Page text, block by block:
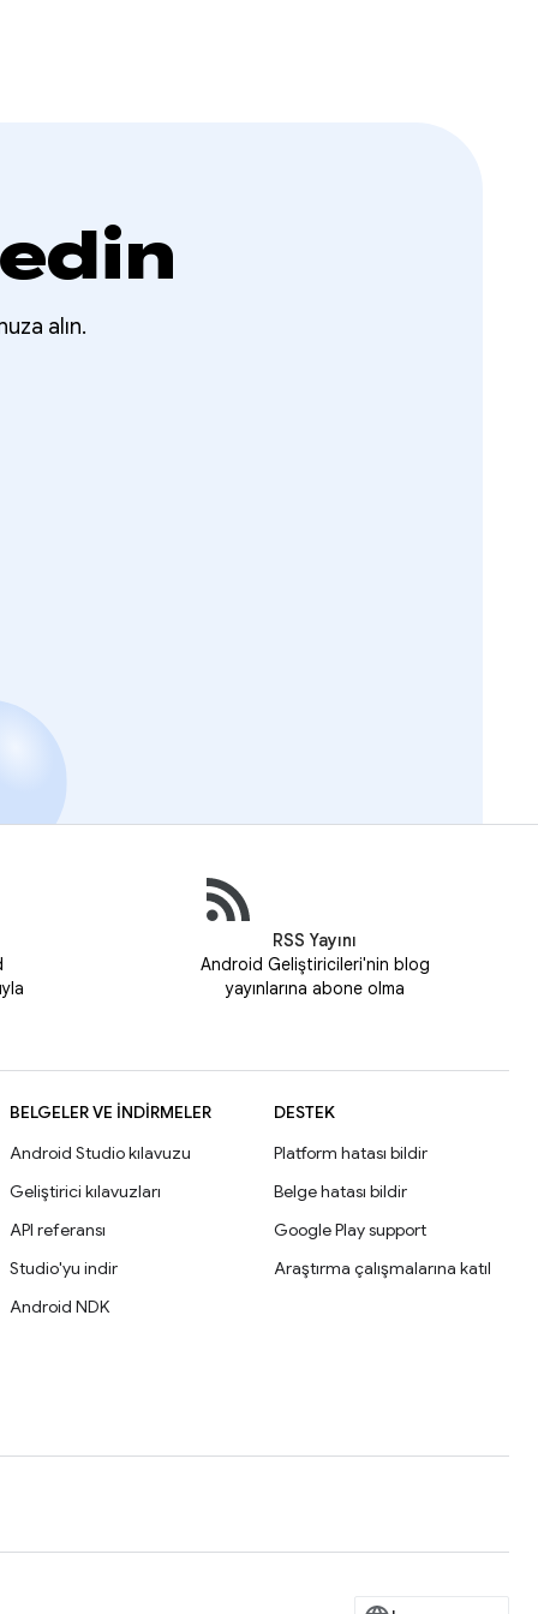
alın.
RSS Yayını
Android Geliştiricileri'nin blog
yayınlarına abone olma
BELGELER VE İNDIRMELER
Android Studio kılavuzu
Geliştirici kılavuzları
API referansı
Studio'yu indir
Android NDK
DESTEK
Platform hatası bildir
Belge hatası bildir
Google Play support
Araştırma çalışmalarına katıl